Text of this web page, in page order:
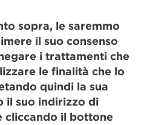
sopra, le saremmo
il suo consenso
i trattamenti che
le finalità che lo
quindi la sua
il suo indirizzo di
cliccando il bottone